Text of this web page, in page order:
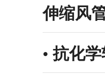
伸缩风
•抗化